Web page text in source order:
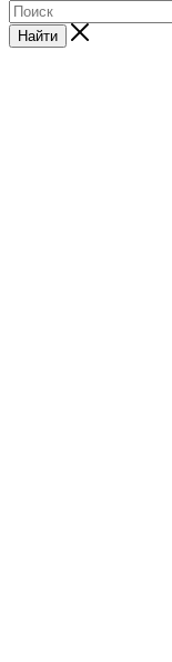
Найти